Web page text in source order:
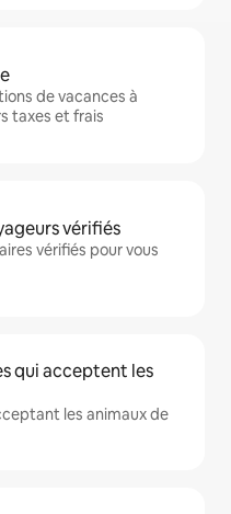
de vacances à
taxes et frais
vérifiés
vérifiés pour vous
qui acceptent les
les animaux de